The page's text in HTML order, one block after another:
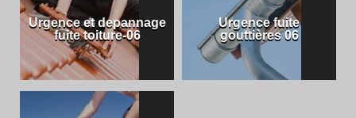
Urgence et depannage
fuite toiture-06
Urgence fuite
gouttières 06